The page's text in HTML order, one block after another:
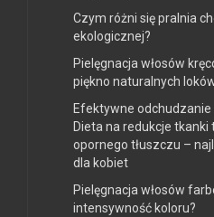
Czym różni się pralnia
ekologicznej?
Pielęgnacja włosów
piękno naturalnych
Efektywne odchudzanie
Dieta na redukcje tkanki
opornego tłuszczu –
dla kobiet
Pielęgnacja włosów
intensywność koloru?